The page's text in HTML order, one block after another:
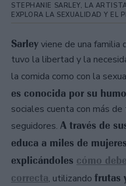
STEPHANIE SARLEY, LA
EXPLORA LA SEXUALIDAD Y EL
Sarleyviene de una familia
tuvo la libertad y la
la comida como con la
es conocida por su
sociales cuenta con más
seguidores. A través de
educa a miles de
explicándoles cómo
correcta, utilizando frutas